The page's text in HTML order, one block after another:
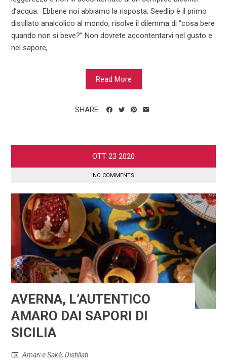
d’acqua. Ebbene noi abbiamo la risposta: Seedlip è il primo
distillato analcolico al mondo, risolve il dilemma di “cosa bere
quando non si beve?” Non dovrete accontentarvi nel gusto e
nel sapore,...
Read More
SHARE
OTT 23 2020
NO COMMENTS
AVERNA, L’AUTENTICO
AMARO DAI SAPORI DI
SICILIA
Amari e Sakè,Distillati